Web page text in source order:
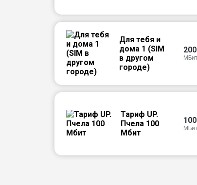
Для тебя и
дома 1 (SIM
в другом
городе)
200
Тариф UP.
Пчела 100
Мбит
100